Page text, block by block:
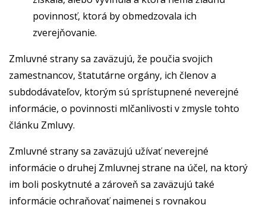
povinnosť, ktorá by obmedzovala ich
zverejňovanie.
Zmluvné strany sa zaväzujú, že poučia svojich
zamestnancov, štatutárne orgány, ich členov a
subdodávateľov, ktorým sú sprístupnené neverejné
informácie, o povinnosti mlčanlivosti v zmysle tohto
článku Zmluvy.
Zmluvné strany sa zaväzujú užívať neverejné
informácie o druhej Zmluvnej strane na účel, na ktorý
im boli poskytnuté a zároveň sa zaväzujú také
informácie ochraňovať najmenej s rovnakou